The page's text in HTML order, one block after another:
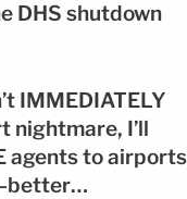
DHS shutdown
IMMEDIATELY
nightmare, I’ll
agents to airports